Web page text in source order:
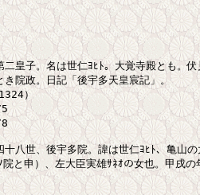
皇子。名は世仁ﾖﾋﾄ。大覚寺殿とも。伏
院政。日記「後宇多天皇宸記」。
）
八世、後宇多院。諱は世仁ﾖﾋﾄ、亀山
と申）、左大臣実雄ｻﾈｵの女也。甲戌の